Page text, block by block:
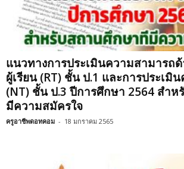
แนวทางการประเมินความสามารถ
ผู้เรียน (RT) ชั้น ป.1 และการประเมิ
(NT) ชั้น ป.3 ปีการศึกษา 2564 สํา
มีความสมัครใจ
ครูอาชีพดอทคอม - 18 มกราคม 2565